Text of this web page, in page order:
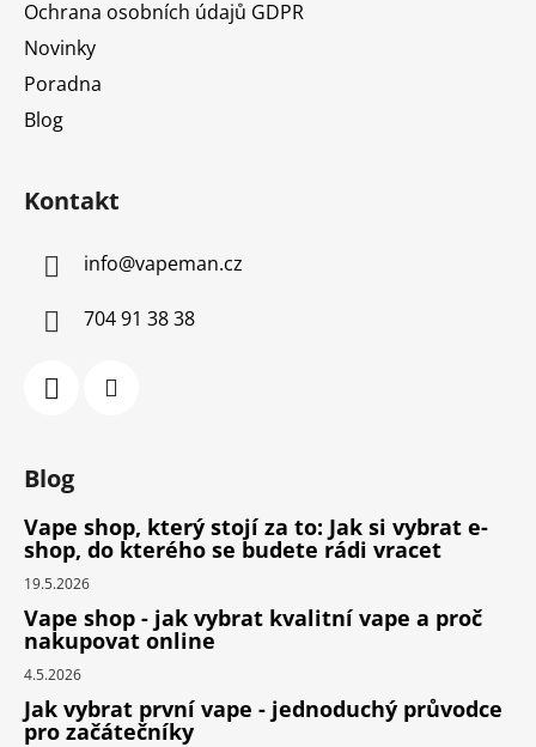
Ochrana osobních údajů GDPR
Novinky
Poradna
Blog
Kontakt
info@vapeman.cz
704 91 38 38
Blog
Vape shop, který stojí za to: Jak si vybrat e-
shop, do kterého se budete rádi vracet
19.5.2026
Vape shop - jak vybrat kvalitní vape a proč
nakupovat online
4.5.2026
Jak vybrat první vape - jednoduchý průvodce
pro začátečníky